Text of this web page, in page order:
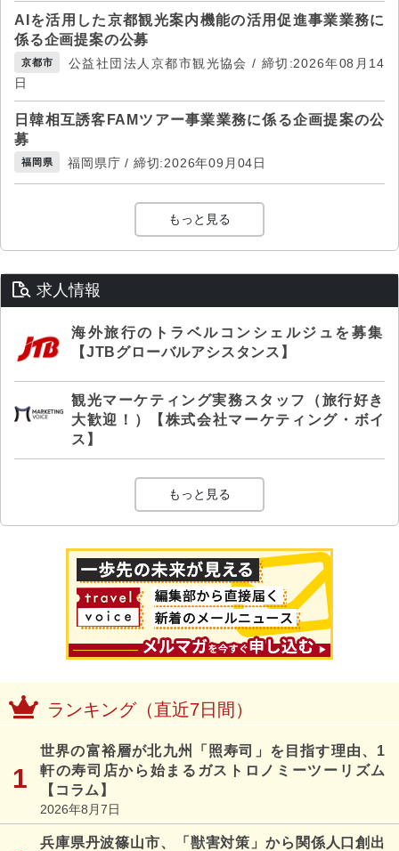
AIを活用した京都観光案内機能の活用促進事業業務に
係る企画提案の公募
京都市
公益社団法人京都市観光協会 / 締切:2026年08月14
日
日韓相互誘客FAMツアー事業業務に係る企画提案の公
募
福岡県 福岡県庁 / 締切:2026年09月04日
もっと見る
求人情報
海外旅行のトラベルコンシェルジュを募集
【JTBグローバルアシスタンス】
観光マーケティング実務スタッフ（旅行好き
大歓迎！）【株式会社マーケティング・ボイ
ス】
もっと見る
ランキング（直近7日間）
世界の富裕層が北九州「照寿司」を目指す理由、1
軒の寿司店から始まるガストロノミーツーリズム
【コラム】
2026年8月7日
兵庫県丹波篠山市、「獣害対策」から関係人口創出